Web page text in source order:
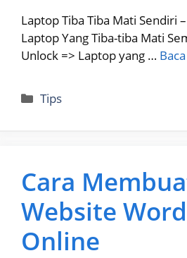
Laptop Tiba Tiba Mati Sendiri
Laptop Yang Tiba-tiba Mati
Unlock => Laptop yang …
Categories
Tips
Cara
Website
Online